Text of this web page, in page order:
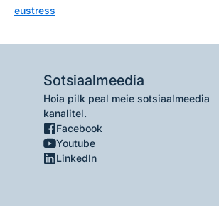
eustress
Sotsiaalmeedia
Hoia pilk peal meie sotsiaalmeedia
kanalitel.
Facebook
Youtube
LinkedIn